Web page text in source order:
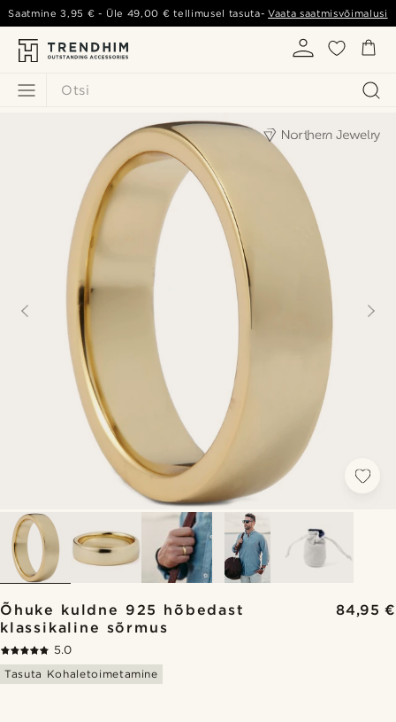
Otsi
Saatmine3,95 € - Üle 49,00 € tellimusel tasuta-Vaata saatmisvõimalusi
Õhuke kuldne 925 hõbedast
klassikaline sõrmus
84,95 €
5.0
Tasuta Kohaletoimetamine